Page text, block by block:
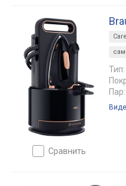
сравнить
Тип:
Пар: